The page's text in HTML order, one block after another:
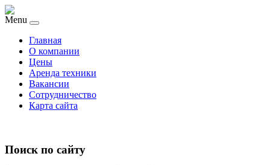
Menu
Главная
О компании
Цены
Аренда техники
Вакансии
Сотрудничество
Карта сайта
Поиск по сайту